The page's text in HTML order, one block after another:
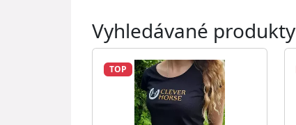
Vyhledávané produkty
TOP